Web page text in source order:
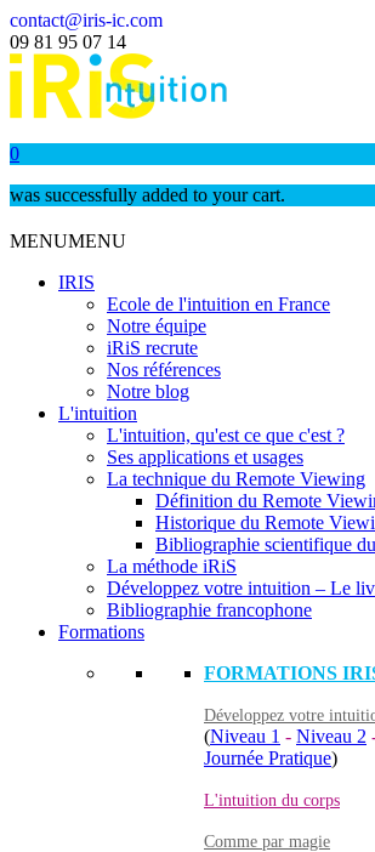
contact@iris-ic.com
09 81 95 07 14
0
was successfully added to your cart.
MENUMENU
IRIS
Ecole de l'intuition en France
Notre équipe
iRiS recrute
Nos références
Notre blog
L'intuition
L'intuition, qu'est ce que c'est ?
Ses applications et usages
La technique du Remote Viewing
Définition du Remote
Historique du Remote
Bibliographie scientifique
La méthode iRiS
Développez votre intuition – Le
Bibliographie francophone
Formations
FORMATIONS
Développez votre
(Niveau 1 - Niveau 2
Journée Pratique)
L'intuition du corps
Comme par magie